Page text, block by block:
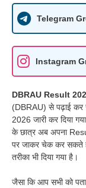
Telegram
Instagram
DBRAU Result
(DBRAU) से पढ़ाई
2026 जारी कर दिया
के छात्र अब अपना
पर जाकर चेक कर सकते
तरीका भी दिया गया है।
जैसा कि आप सभी को